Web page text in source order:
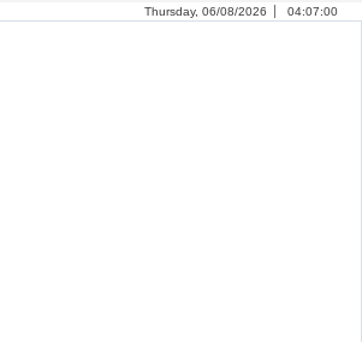
Thursday, 06/08/2026 04:07:02